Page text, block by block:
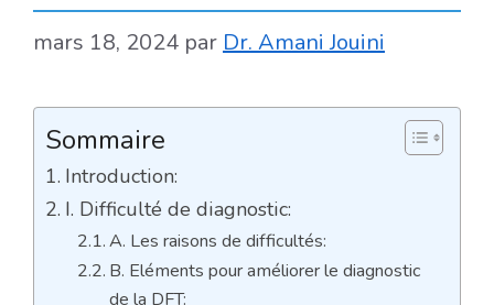
mars 18, 2024 par Dr. Amani Jouini
Sommaire
Introduction:
I. Difficulté de diagnostic:
A. Les raisons de difficultés:
B. Eléments pour améliorer le diagnostic
de la DFT: